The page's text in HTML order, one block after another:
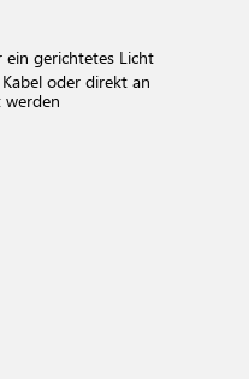
gerichtetes Licht
oder direkt an
werden